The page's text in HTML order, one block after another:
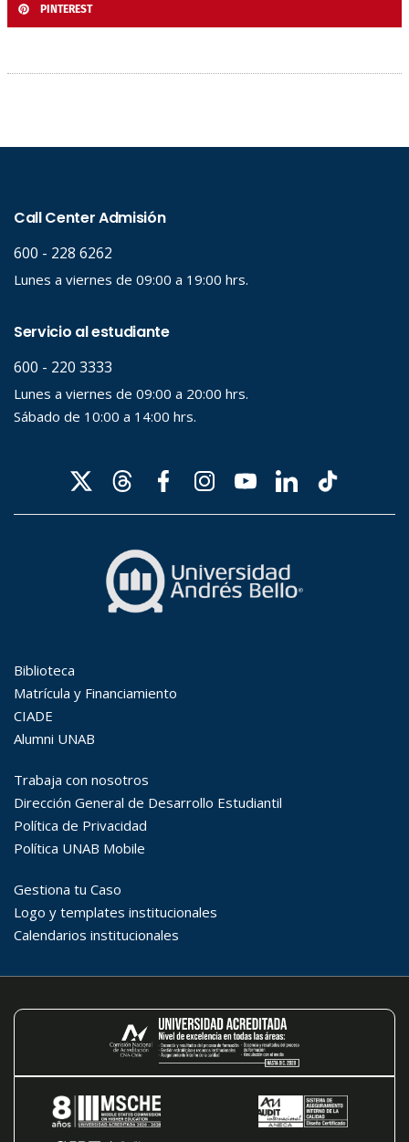
PINTEREST